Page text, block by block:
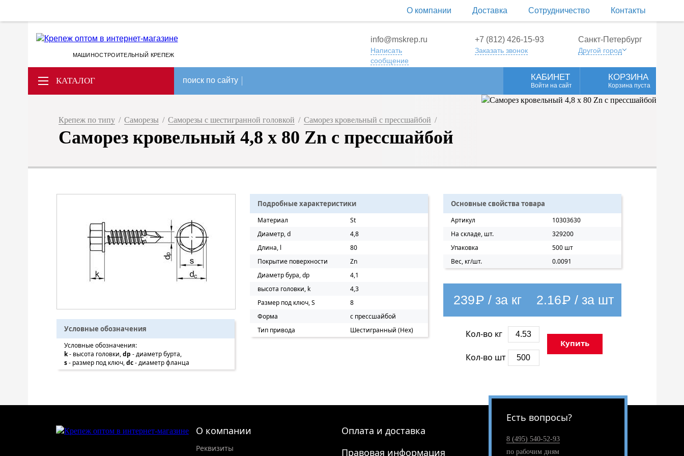
О компании Доставка Сотрудничество Контакты
МАШИНОСТРОИТЕЛЬНЫЙ КРЕПЕЖ
info@mskrep.ru
Написать
сообщение
+7 (812) 426-15-93
Заказать звонок
Санкт-Петербург
Другой город
КАТАЛОГ поиск по сайту КАБИНЕТ
Войти на сайт
КОРЗИНА
Корзина пуста
Крепеж по типу / Саморезы / Саморезы с шестигранной головкой / Саморез кровельный с прессшайбой /
Саморез кровельный 4,8 х 80 Zn с прессшайбой
Условные обозначения
Условные обозначения:
k- высота головки,dp - диаметр бурта,
s- размер под ключ,dc- диаметр фланца
Подробные характеристики
Материал
St
Диаметр, d
4,8
Длина, l
80
Покрытие поверхности
Zn
Диаметр бура, dp
4,1
высота головки, k
4,3
Размер под ключ, S
8
Форма
с прессшайбой
Тип привода
Шестигранный (Hex)
Основные свойства товара
Артикул
10303630
На складе, шт.
329200
Упаковка
500 шт
Вес, кг/шт.
0.0091
239Р / за кг 2.16Р / за шт
Кол-во кг
Кол-во шт
Купить
О компании
Реквизиты
Оплата и доставка
Правовая информация
Есть вопросы?
8 (495) 540-52-93
по рабочим дням